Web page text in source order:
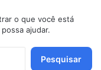
o que você está
ajudar.